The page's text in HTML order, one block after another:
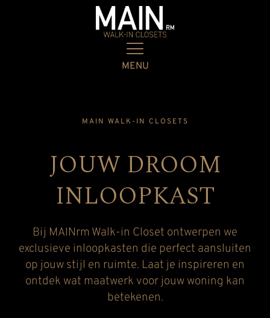
MENU
MAIN WALK-IN CLOSETS
JOUW DROOM
INLOOPKAST
Bij MAINrm Walk-in Closet ontwerpen we
exclusieve inloopkasten die perfect aansluiten
op jouw stijl en ruimte. Laat je inspireren en
ontdek wat maatwerk voor jouw woning kan
betekenen.